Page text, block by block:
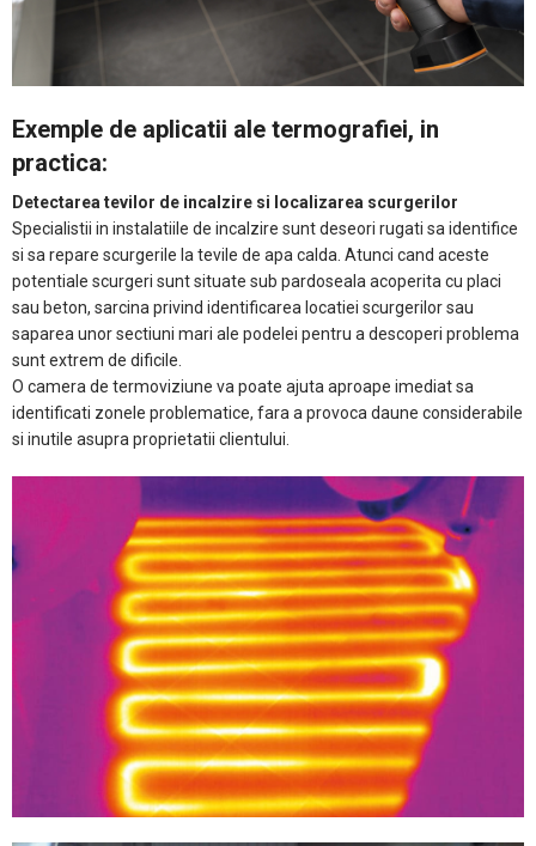
Exemple de aplicatii ale termografiei, in
practica:
Detectarea tevilor de incalzire si localizarea scurgerilor
Specialistii in instalatiile de incalzire sunt deseori rugati sa identifice
si sa repare scurgerile la tevile de apa calda. Atunci cand aceste
potentiale scurgeri sunt situate sub pardoseala acoperita cu placi
sau beton, sarcina privind identificarea locatiei scurgerilor sau
saparea unor sectiuni mari ale podelei pentru a descoperi problema
sunt extrem de dificile.
O camera de termoviziune va poate ajuta aproape imediat sa
identificati zonele problematice, fara a provoca daune considerabile
si inutile asupra proprietatii clientului.